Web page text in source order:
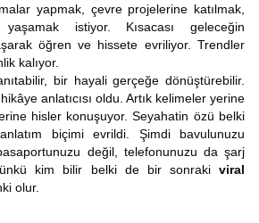
yapmak, çevre projelerine katılmak,
istiyor. Kısacası geleceğin
öğren ve hissete evriliyor. Trendler
kalıyor.
bir hayali gerçeğe dönüştürebilir.
anlatıcısı oldu. Artık kelimeler yerine
hisler konuşuyor. Seyahatin özü belki
biçimi evrildi. Şimdi bavulunuzu
değil, telefonunuzu da şarj
kim bilir belki de bir sonraki viral
olur.